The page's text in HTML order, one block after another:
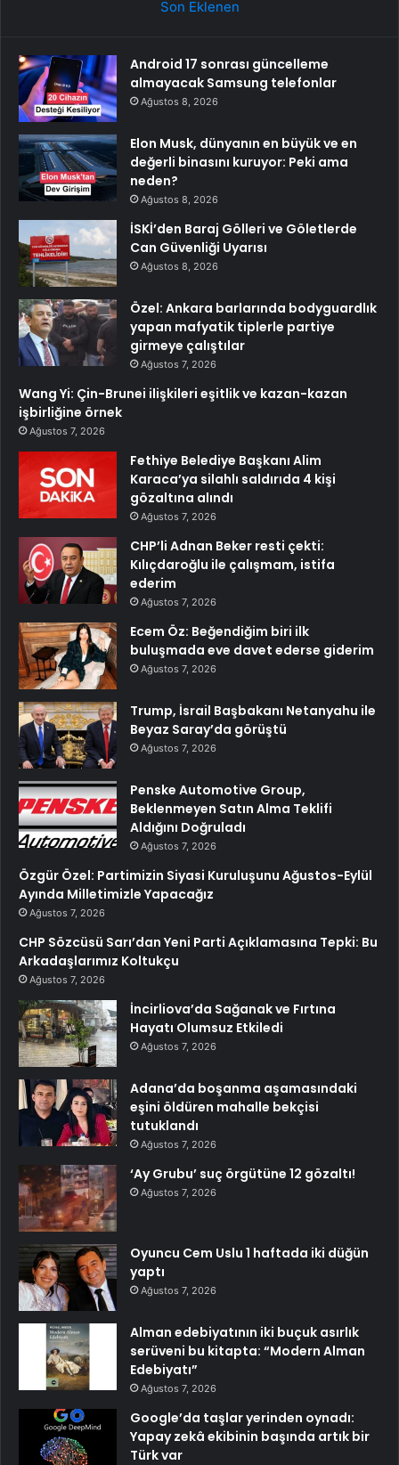
Son Eklenen
Android 17 sonrası güncelleme
almayacak Samsung telefonlar
Ağustos 8, 2026
Elon Musk, dünyanın en büyük ve en
değerli binasını kuruyor: Peki ama
neden?
Ağustos 8, 2026
İSKİ’den Baraj Gölleri ve Göletlerde
Can Güvenliği Uyarısı
Ağustos 8, 2026
Özel: Ankara barlarında bodyguardlık
yapan mafyatik tiplerle partiye
girmeye çalıştılar
Ağustos 7, 2026
Wang Yi: Çin-Brunei ilişkileri eşitlik ve kazan-kazan
işbirliğine örnek
Ağustos 7, 2026
Fethiye Belediye Başkanı Alim
Karaca’ya silahlı saldırıda 4 kişi
gözaltına alındı
Ağustos 7, 2026
CHP’li Adnan Beker resti çekti:
Kılıçdaroğlu ile çalışmam, istifa
ederim
Ağustos 7, 2026
Ecem Öz: Beğendiğim biri ilk
buluşmada eve davet ederse giderim
Ağustos 7, 2026
Trump, İsrail Başbakanı Netanyahu ile
Beyaz Saray’da görüştü
Ağustos 7, 2026
Penske Automotive Group,
Beklenmeyen Satın Alma Teklifi
Aldığını Doğruladı
Ağustos 7, 2026
Özgür Özel: Partimizin Siyasi Kuruluşunu Ağustos-Eylül
Ayında Milletimizle Yapacağız
Ağustos 7, 2026
CHP Sözcüsü Sarı’dan Yeni Parti Açıklamasına Tepki: Bu
Arkadaşlarımız Koltukçu
Ağustos 7, 2026
İncirliova’da Sağanak ve Fırtına
Hayatı Olumsuz Etkiledi
Ağustos 7, 2026
Adana’da boşanma aşamasındaki
eşini öldüren mahalle bekçisi
tutuklandı
Ağustos 7, 2026
‘Ay Grubu’ suç örgütüne 12 gözaltı!
Ağustos 7, 2026
Oyuncu Cem Uslu 1 haftada iki düğün
yaptı
Ağustos 7, 2026
Alman edebiyatının iki buçuk asırlık
serüveni bu kitapta: “Modern Alman
Edebiyatı”
Ağustos 7, 2026
Google’da taşlar yerinden oynadı:
Yapay zekâ ekibinin başında artık bir
Türk var